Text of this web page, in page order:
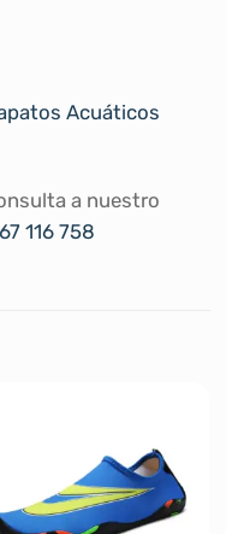
Acuáticos
a nuestro
116 758